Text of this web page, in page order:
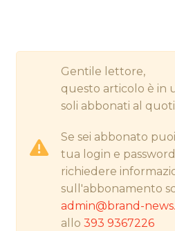
ESTERNA
Gentile lettore,
questo articolo è in
soli abbonati al
Se sei abbonato
tua login e
richiedere
sull'abbonamento
admin@brand-
allo393 9367226